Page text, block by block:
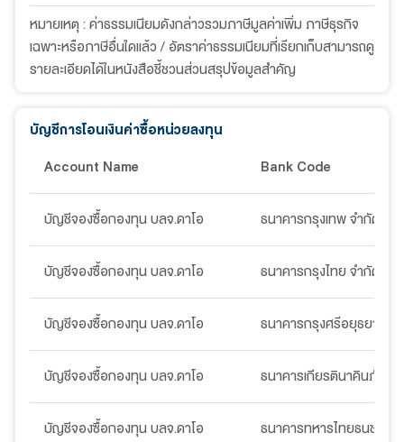
หมายเหตุ : ค่าธรรมเนียมดังกล่าวรวมภาษีมูลค่าเพิ่ม ภาษีธุรกิจ
เฉพาะหรือภาษีอื่นใดแล้ว / อัตราค่าธรรมเนียมที่เรียกเก็บสามารถดู
รายละเอียดได้ในหนังสือชี้ชวนส่วนสรุปข้อมูลสำคัญ
บัญชีการโอนเงินค่าซื้อหน่วยลงทุน
Account Name
Bank Code
บัญชีจองซื้อกองทุน บลจ.ดาโอ ธนาคารกรุงเทพ จำกัด (ม
บัญชีจองซื้อกองทุน บลจ.ดาโอ ธนาคารกรุงไทย จำกัด (ม
บัญชีจองซื้อกองทุน บลจ.ดาโอ ธนาคารกรุงศรีอยุธยา จำ
บัญชีจองซื้อกองทุน บลจ.ดาโอ ธนาคารเกียรตินาคินภัทร
บัญชีจองซื้อกองทุน บลจ.ดาโอ ธนาคารทหารไทยธนชาต